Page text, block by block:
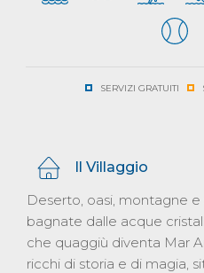
SERVIZI GRATUITI
Il Villaggio
Deserto, oasi, montagne
bagnate dalle acque
che quaggiù diventa Mar
ricchi di storia e di magia,